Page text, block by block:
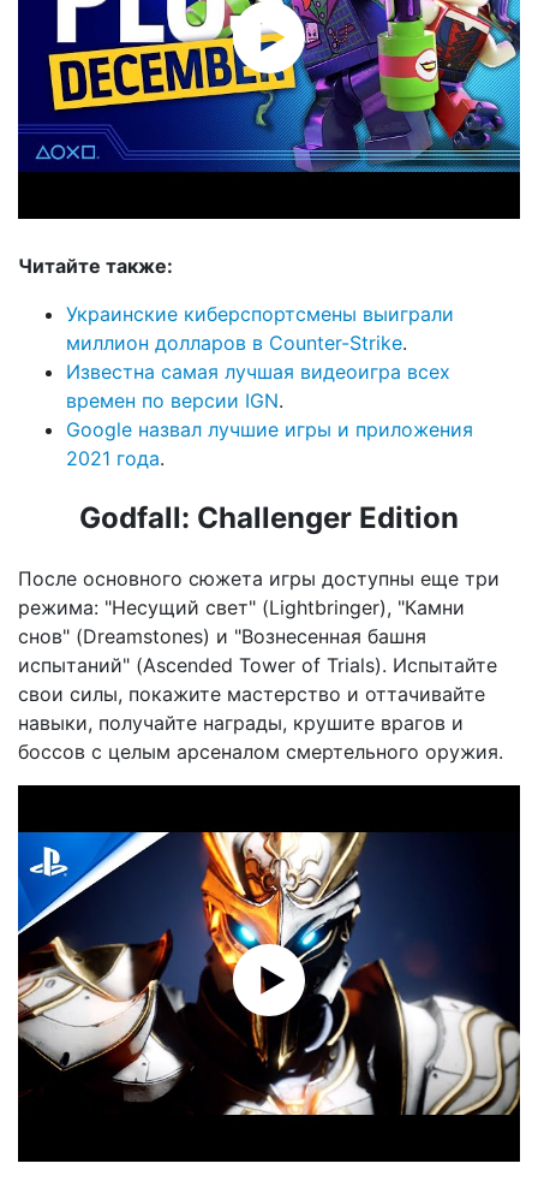
Читайте также:
Украинские киберспортсмены выиграли
миллион долларов в Counter-Strike.
Известна самая лучшая видеоигра всех
времен по версии IGN.
Google назвал лучшие игры и приложения
2021 года.
Godfall: Challenger Edition
После основного сюжета игры доступны еще три
режима: "Несущий свет" (Lightbringer), "Камни
снов" (Dreamstones) и "Вознесенная башня
испытаний" (Ascended Tower of Trials). Испытайте
свои силы, покажите мастерство и оттачивайте
навыки, получайте награды, крушите врагов и
боссов с целым арсеналом смертельного оружия.